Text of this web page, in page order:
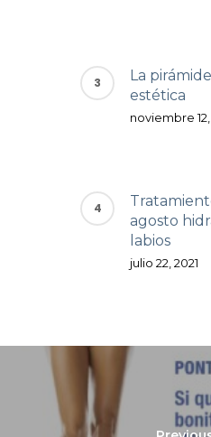
La
estética
noviembre
agosto
labios
julio 22, 2021